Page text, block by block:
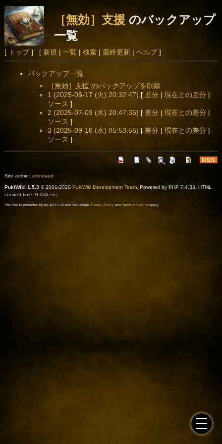
［無効］支援 のバックアップ
一覧
[ トップ] [ 新規 | 一覧 | 検索| 最終更新| ヘルプ]
バックアップ一覧
［無効］支援 のバックアップを削除
1 (2025-06-17 (火) 20:32:47) [ 差分 |現在との差分 |
ソース ]
2 (2025-07-09 (水) 20:47:35) [ 差分 |現在との差分 |
ソース ]
3 (2025-09-10 (水) 05:53:55) [ 差分 |現在との差分 |
ソース ]
Site admin: artesnaut
PukiWiki 1.5.3© 2001-2020 PukiWiki Development Team. Powered by PHP 7.4.33. HTML
convert time: 0.006 sec.
This site is protected by reCAPTCHA and the Google Privacy Policyand Terms of Serviceapply.